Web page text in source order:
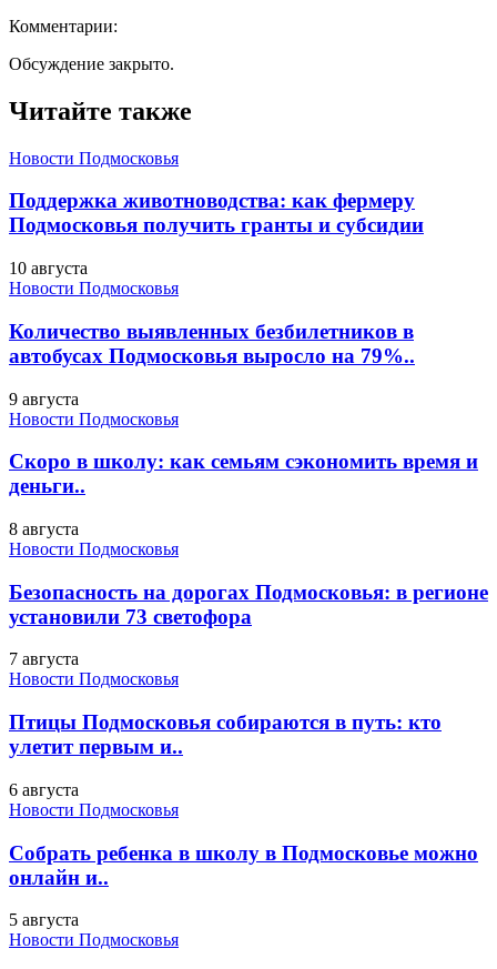
Комментарии:
Обсуждение закрыто.
Читайте также
Новости Подмосковья
Поддержка животноводства: как фермеру
Подмосковья получить гранты и субсидии
10 августа
Новости Подмосковья
Количество выявленных безбилетников в
автобусах Подмосковья выросло на 79%..
9 августа
Новости Подмосковья
Скоро в школу: как семьям сэкономить время и
деньги..
8 августа
Новости Подмосковья
Безопасность на дорогах Подмосковья: в регионе
установили 73 светофора
7 августа
Новости Подмосковья
Птицы Подмосковья собираются в путь: кто
улетит первым и..
6 августа
Новости Подмосковья
Собрать ребенка в школу в Подмосковье можно
онлайн и..
5 августа
Новости Подмосковья